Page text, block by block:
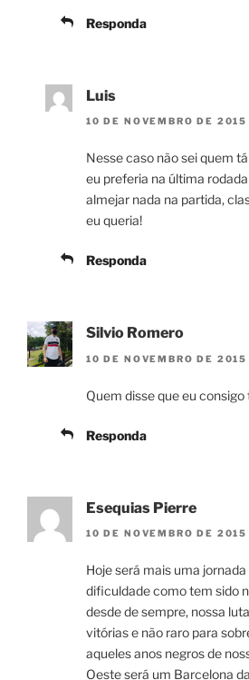
Responda
Luis
10 DE NOVEMBRO DE
Nesse caso não sei quem
eu preferia na última
almejar nada na partida,
eu queria!
Responda
Silvio Romero
10 DE NOVEMBRO DE
Quem disse que eu consigo
Responda
Esequias Pierre
10 DE NOVEMBRO DE
Hoje será mais uma
dificuldade como tem sido
desde de sempre, nossa
vitórias e não raro para
aqueles anos negros de
Oeste será um Barcelona